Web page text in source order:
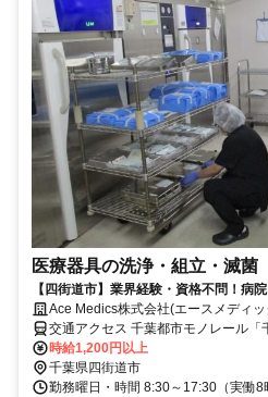
医療器具の洗浄・組立・滅菌
【四街道市】業界経験・資格不問！病
規スタッフ募集します♪
Ace Medics株式会社(エースメディ
交通アクセス 千葉都市モノレール「
時給1,200円以上
千葉県四街道市
勤務曜日・時間 8:30～17:30（実働